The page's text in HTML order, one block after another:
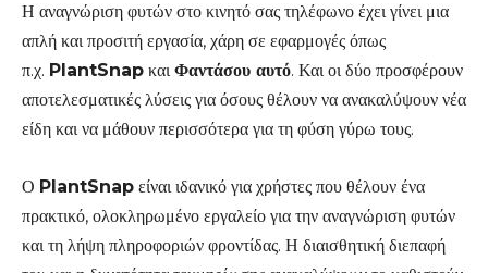
Η αναγνώριση φυτών στο κινητό σας τηλέφωνο έχει γίνει μια
απλή και προσιτή εργασία, χάρη σε εφαρμογές όπως
π.χ. PlantSnap καιΦαντάσου αυτό. Και οι δύο προσφέρουν
αποτελεσματικές λύσεις για όσους θέλουν να ανακαλύψουν νέα
είδη και να μάθουν περισσότερα για τη φύση γύρω τους.
Ο PlantSnap είναι ιδανικό για χρήστες που θέλουν ένα
πρακτικό, ολοκληρωμένο εργαλείο για την αναγνώριση φυτών
και τη λήψη πληροφοριών φροντίδας. Η διαισθητική διεπαφή